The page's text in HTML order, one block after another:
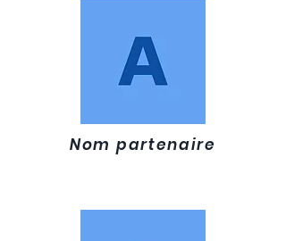
Nom partenaire